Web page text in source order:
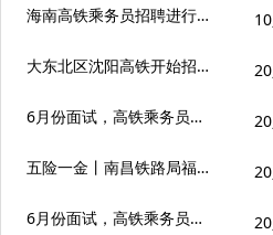
海南高铁乘务员招聘进行中，6.15报名截止
大东北区沈阳高铁开始招聘了，报名从速
6月份面试，高铁乘务员招聘月薪8000+，三亚至海口、陵水环...
五险一金丨南昌铁路局福州客运段乘务员招聘
6月份面试，高铁乘务员招聘月薪8000+，三亚至海口、陵水环...